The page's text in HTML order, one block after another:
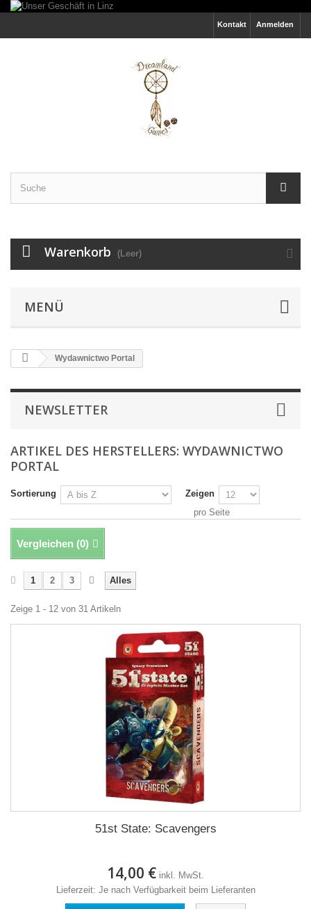
Anmelden
Kontakt
Warenkorb (Leer)
MENÜ
Wydawnictwo Portal
NEWSLETTER
ARTIKEL DES HERSTELLERS: WYDAWNICTWO
PORTAL
Sortierung
Zeigen
pro Seite
Vergleichen (0)
Alles
1 2 3
Zeige 1 - 12 von 31 Artikeln
51st State: Scavengers
14,00 € inkl. MwSt.
Lieferzeit: Je nach Verfügbarkeit beim Lieferanten